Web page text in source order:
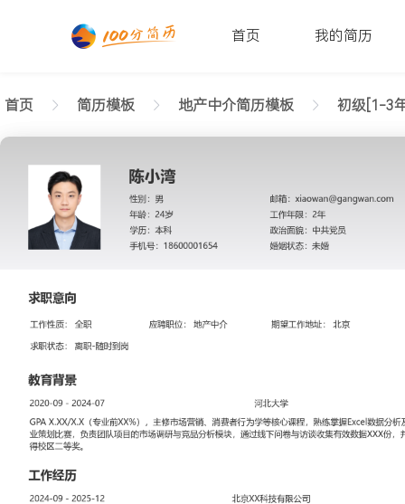
首页 我的简历
首页 简历模板 地产中介简历模板 初级[1-3
返回样式图
正在查看1-3年经验地产中介简历模板（专业版）文
陈小湾
性别: 男年龄: 26 学历: 本科婚姻状态: 未婚 工作年限: 4年 政治面貌: 党
邮箱: xiaowan@gangwan.com
求职意向
工作性质: 全职应聘职位: 地产中介期望工作地址: 北京期望薪资: